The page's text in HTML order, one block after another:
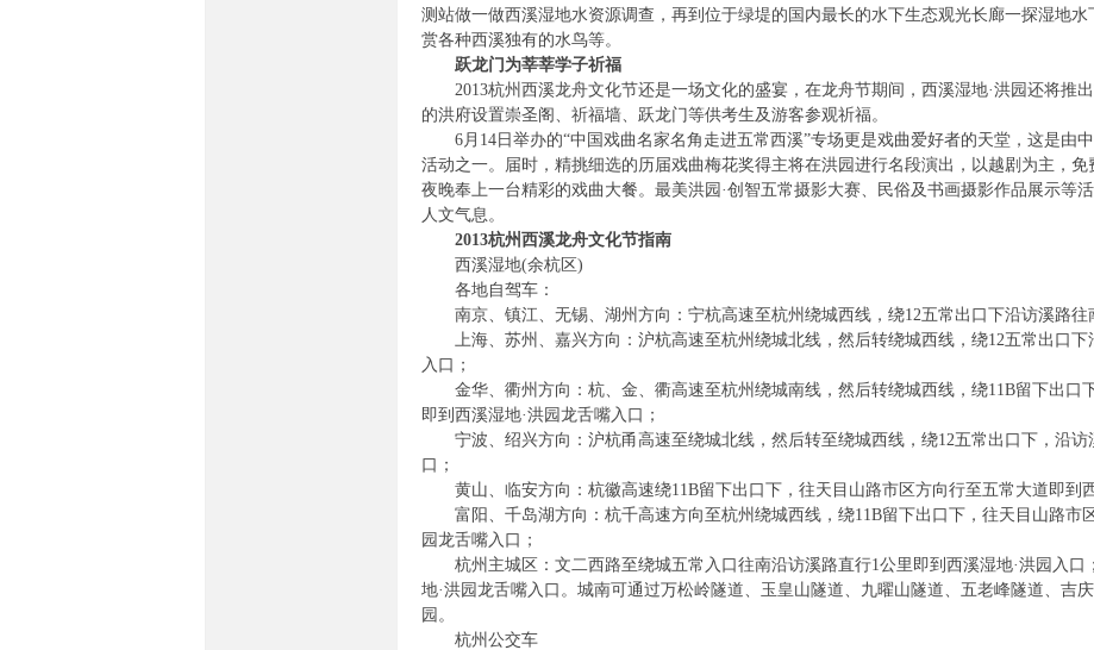
测站做一做西溪湿地水资源调查，再到位于绿堤的国内最长的水下生态观光长廊一探湿地
赏各种西溪独有的水鸟等。
跃龙门为莘莘学子祈福
2013杭州西溪龙舟文化节还是一场文化的盛宴，在龙舟节期间，西溪湿地·洪园还将推
的洪府设置崇圣阁、祈福墙、跃龙门等供考生及游客参观祈福。
6月14日举办的“中国戏曲名家名角走进五常西溪”专场更是戏曲爱好者的天堂，这是由
活动之一。届时，精挑细选的历届戏曲梅花奖得主将在洪园进行名段演出，以越剧为主，
夜晚奉上一台精彩的戏曲大餐。最美洪园·创智五常摄影大赛、民俗及书画摄影作品展示等
人文气息。
2013杭州西溪龙舟文化节指南
西溪湿地(余杭区)
各地自驾车：
南京、镇江、无锡、湖州方向：宁杭高速至杭州绕城西线，绕12五常出口下沿访溪路往
上海、苏州、嘉兴方向：沪杭高速至杭州绕城北线，然后转绕城西线，绕12五常出口下
入口；
金华、衢州方向：杭、金、衢高速至杭州绕城南线，然后转绕城西线，绕11B留下出口
即到西溪湿地·洪园龙舌嘴入口；
宁波、绍兴方向：沪杭甬高速至绕城北线，然后转至绕城西线，绕12五常出口下，沿访
口；
黄山、临安方向：杭徽高速绕11B留下出口下，往天目山路市区方向行至五常大道即到西
富阳、千岛湖方向：杭千高速方向至杭州绕城西线，绕11B留下出口下，往天目山路市
园龙舌嘴入口；
杭州主城区：文二西路至绕城五常入口往南沿访溪路直行1公里即到西溪湿地·洪园入口
地·洪园龙舌嘴入口。城南可通过万松岭隧道、玉皇山隧道、九曜山隧道、五老峰隧道、吉
园。
杭州公交车